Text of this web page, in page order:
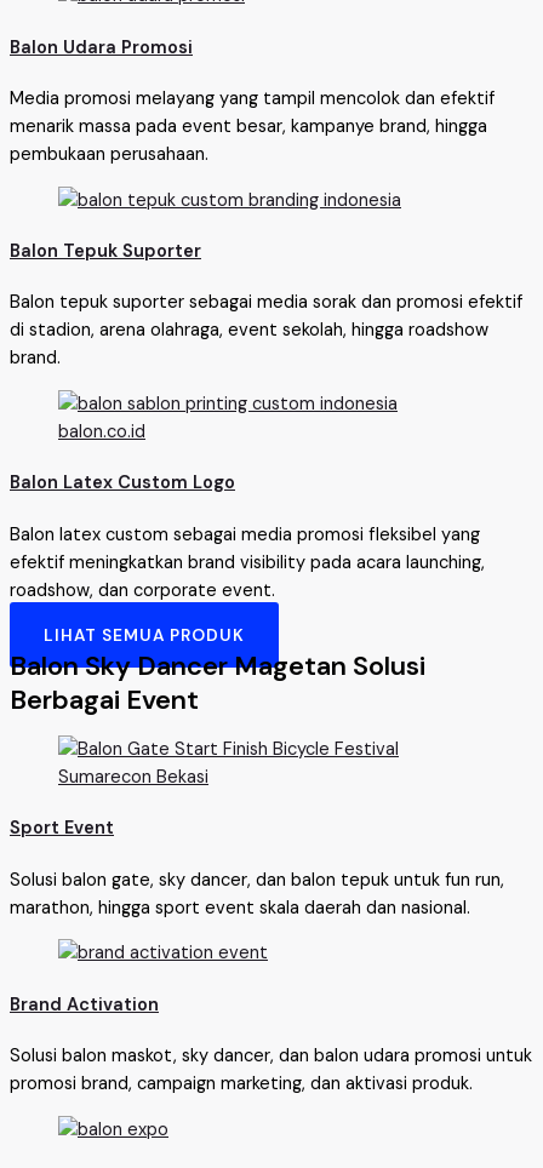
Balon Udara Promosi
Media promosi melayang yang tampil mencolok dan efektif
menarik massa pada event besar, kampanye brand, hingga
pembukaan perusahaan.
Balon Tepuk Suporter
Balon tepuk suporter sebagai media sorak dan promosi efektif
di stadion, arena olahraga, event sekolah, hingga roadshow
brand.
Balon Latex Custom Logo
Balon latex custom sebagai media promosi fleksibel yang
efektif meningkatkan brand visibility pada acara launching,
roadshow, dan corporate event.
LIHAT SEMUA PRODUK
Balon Sky Dancer Magetan Solusi
Berbagai Event
Sport Event
Solusi balon gate, sky dancer, dan balon tepuk untuk fun run,
marathon, hingga sport event skala daerah dan nasional.
Brand Activation
Solusi balon maskot, sky dancer, dan balon udara promosi untuk
promosi brand, campaign marketing, dan aktivasi produk.